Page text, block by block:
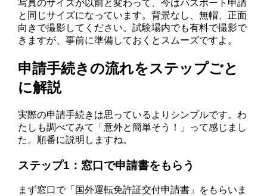
写真のサイズが以前と変わって、今はパスポート申請
と同じサイズになっています。背景なし、無帽、正面
向きで撮影してください。試験場内でも有料で撮影で
きますが、事前に準備しておくとスムーズですよ。
申請手続きの流れをステップごと
に解説
実際の申請手続きは思っているよりシンプルです。わ
たしも調べてみて「意外と簡単そう！」って感じまし
た。順番に説明しますね。
ステップ1：窓口で申請書をもらう
まず窓口で「国外運転免許証交付申請書」をもらいま